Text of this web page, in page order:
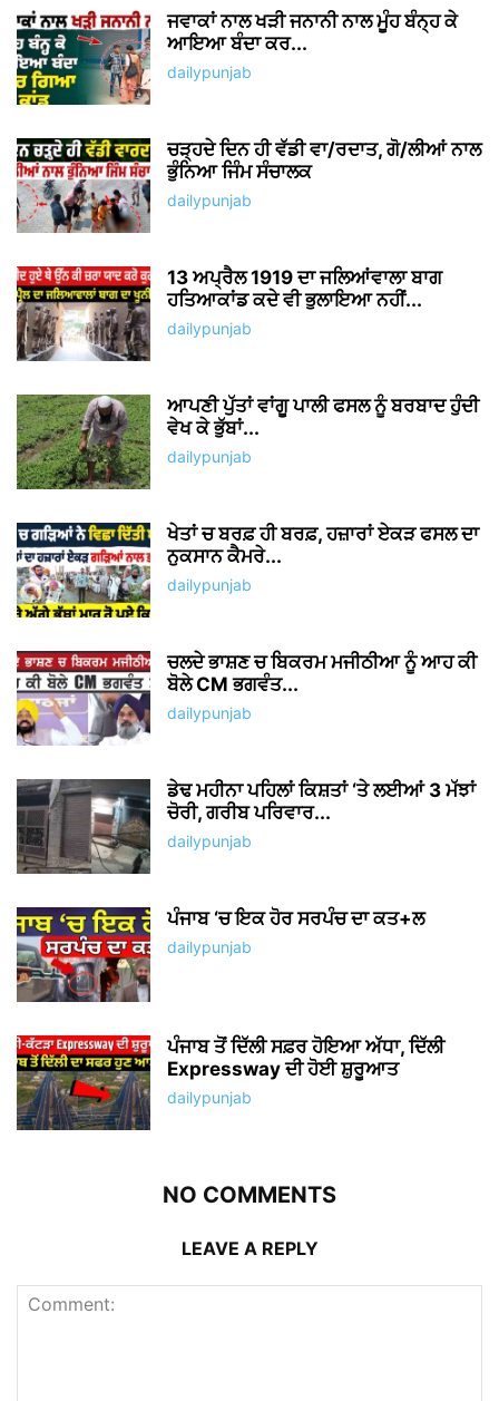
ਜਵਾਕਾਂ ਨਾਲ ਖੜੀ ਜਨਾਨੀ ਨਾਲ ਮੂੰਹ ਬੰਨ੍ਹ ਕੇ
ਆਇਆ ਬੰਦਾ ਕਰ...
dailypunjab
ਚੜ੍ਹਦੇ ਦਿਨ ਹੀ ਵੱਡੀ ਵਾ/ਰਦਾਤ, ਗੋ/ਲੀਆਂ ਨਾਲ
ਭੁੰਨਿਆ ਜਿੰਮ ਸੰਚਾਲਕ
dailypunjab
13 ਅਪ੍ਰੈਲ 1919 ਦਾ ਜਲਿਆਂਵਾਲਾ ਬਾਗ
ਹਤਿਆਕਾਂਡ ਕਦੇ ਵੀ ਭੁਲਾਇਆ ਨਹੀਂ...
dailypunjab
ਆਪਣੀ ਪੁੱਤਾਂ ਵਾਂਗੂ ਪਾਲੀ ਫਸਲ ਨੂੰ ਬਰਬਾਦ ਹੁੰਦੀ
ਵੇਖ ਕੇ ਭੁੱਬਾਂ...
dailypunjab
ਖੇਤਾਂ ਚ ਬਰਫ਼ ਹੀ ਬਰਫ਼, ਹਜ਼ਾਰਾਂ ਏਕੜ ਫਸਲ ਦਾ
ਨੁਕਸਾਨ ਕੈਮਰੇ...
dailypunjab
ਚਲਦੇ ਭਾਸ਼ਣ ਚ ਬਿਕਰਮ ਮਜੀਠੀਆ ਨੂੰ ਆਹ ਕੀ
ਬੋਲੇ CM ਭਗਵੰਤ...
dailypunjab
ਡੇਢ ਮਹੀਨਾ ਪਹਿਲਾਂ ਕਿਸ਼ਤਾਂ ‘ਤੇ ਲਈਆਂ 3 ਮੱਝਾਂ
ਚੋਰੀ, ਗਰੀਬ ਪਰਿਵਾਰ...
dailypunjab
ਪੰਜਾਬ ‘ਚ ਇਕ ਹੋਰ ਸਰਪੰਚ ਦਾ ਕਤ+ਲ
dailypunjab
ਪੰਜਾਬ ਤੋਂ ਦਿੱਲੀ ਸਫ਼ਰ ਹੋਇਆ ਅੱਧਾ, ਦਿੱਲੀ
Expressway ਦੀ ਹੋਈ ਸ਼ੁਰੂਆਤ
dailypunjab
NO COMMENTS
LEAVE A REPLY